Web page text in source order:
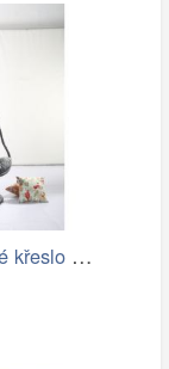
ROJA Závěsné křeslo CALI antracit